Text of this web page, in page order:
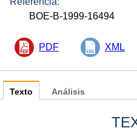
BOE-B-1999-16494
PDF XML
Texto Análisis